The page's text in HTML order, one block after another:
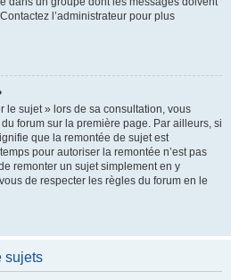
l’administrateur pour plus
le sujet » lors de sa consultation, vous
forum sur la première page. Par ailleurs, si
que la remontée de sujet est
pour autoriser la remontée n’est pas
remonter un sujet simplement en y
de respecter les règles du forum en le
sujets